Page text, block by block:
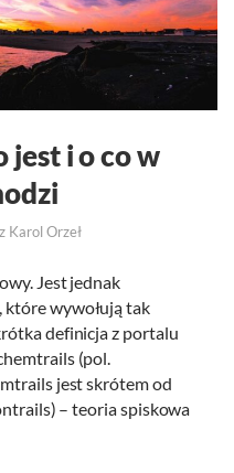
jest i o co w
Karol Orzeł
Jest jednak
które wywołują tak
definicja z portalu
(pol.
jest skrótem od
– teoria spiskowa